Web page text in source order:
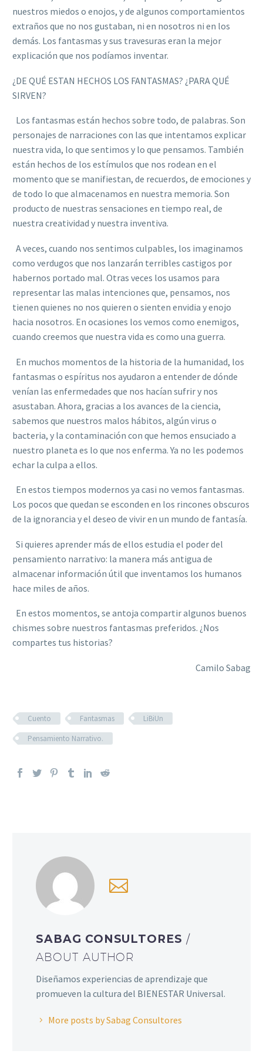
nuestros miedos o enojos, y de algunos comportamientos
extraños que no nos gustaban, ni en nosotros ni en los
demás. Los fantasmas y sus travesuras eran la mejor
explicación que nos podíamos inventar.
¿DE QUÉ ESTAN HECHOS LOS FANTASMAS? ¿PARA QUÉ
SIRVEN?
Los fantasmas están hechos sobre todo, de palabras. Son
personajes de narraciones con las que intentamos explicar
nuestra vida, lo que sentimos y lo que pensamos. También
están hechos de los estímulos que nos rodean en el
momento que se manifiestan, de recuerdos, de emociones y
de todo lo que almacenamos en nuestra memoria. Son
producto de nuestras sensaciones en tiempo real, de
nuestra creatividad y nuestra inventiva.
A veces, cuando nos sentimos culpables, los imaginamos
como verdugos que nos lanzarán terribles castigos por
habernos portado mal. Otras veces los usamos para
representar las malas intenciones que, pensamos, nos
tienen quienes no nos quieren o sienten envidia y enojo
hacia nosotros. En ocasiones los vemos como enemigos,
cuando creemos que nuestra vida es como una guerra.
En muchos momentos de la historia de la humanidad, los
fantasmas o espíritus nos ayudaron a entender de dónde
venían las enfermedades que nos hacían sufrir y nos
asustaban. Ahora, gracias a los avances de la ciencia,
sabemos que nuestros malos hábitos, algún virus o
bacteria, y la contaminación con que hemos ensuciado a
nuestro planeta es lo que nos enferma. Ya no les podemos
echar la culpa a ellos.
En estos tiempos modernos ya casi no vemos fantasmas.
Los pocos que quedan se esconden en los rincones obscuros
de la ignorancia y el deseo de vivir en un mundo de fantasía.
Si quieres aprender más de ellos estudia el poder del
pensamiento narrativo: la manera más antigua de
almacenar información útil que inventamos los humanos
hace miles de años.
En estos momentos, se antoja compartir algunos buenos
chismes sobre nuestros fantasmas preferidos. ¿Nos
compartes tus historias?
Camilo Sabag
Cuento Fantasmas
LiBiUn
Pensamiento Narrativo.
SABAG CONSULTORES/
ABOUT AUTHOR
Diseñamos experiencias de aprendizaje que
promueven la cultura del BIENESTAR Universal.
More posts by Sabag Consultores